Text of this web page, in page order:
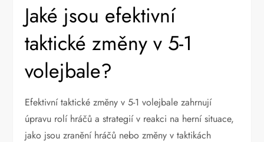
Jaké jsou efektivní
taktické změny v 5-1
volejbale?
Efektivní taktické změny v 5-1 volejbale zahrnují
úpravu rolí hráčů a strategií v reakci na herní situace,
jako jsou zranění hráčů nebo změny v taktikách